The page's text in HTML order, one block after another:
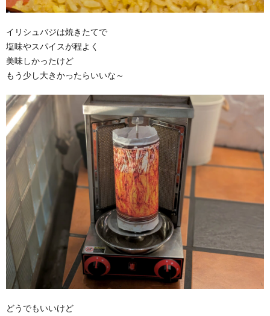
イリシュバジは焼きたてで
塩味やスパイスが程よく
美味しかったけど
もう少し大きかったらいいな～
どうでもいいけど